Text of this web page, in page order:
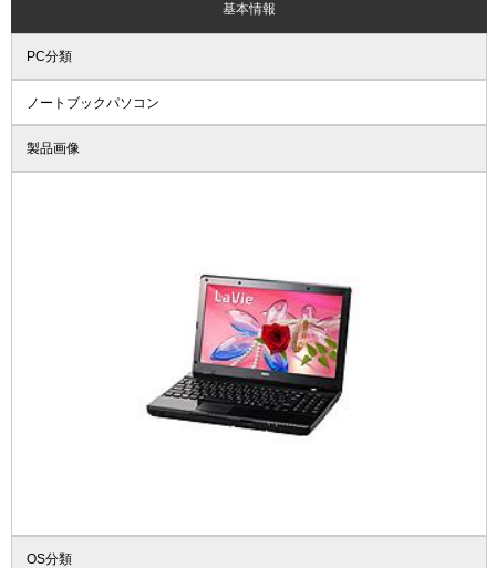
基本情報
PC分類
ノートブックパソコン
製品画像
OS分類